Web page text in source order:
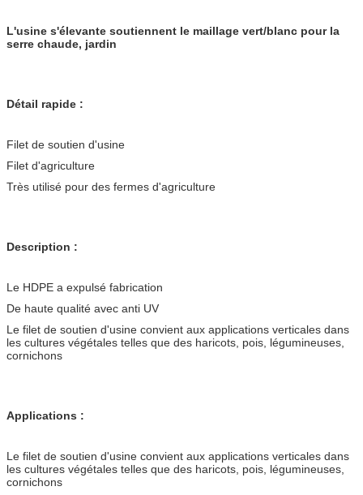
L'usine s'élevante soutiennent le maillage vert/blanc pour la
serre chaude, jardin
Détail rapide :
Filet de soutien d'usine
Filet d'agriculture
Très utilisé pour des fermes d'agriculture
Description :
Le HDPE a expulsé fabrication
De haute qualité avec anti UV
Le filet de soutien d'usine convient aux applications verticales dans
les cultures végétales telles que des haricots, pois, légumineuses,
cornichons
Applications :
Le filet de soutien d'usine convient aux applications verticales dans
les cultures végétales telles que des haricots, pois, légumineuses,
cornichons